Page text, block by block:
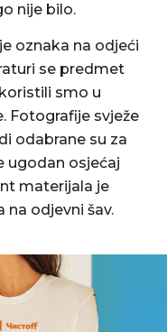
nije bilo.
oznaka na odjeći
se predmet
smo u
Fotografije svježe
odabrane su za
ugodan osjećaj
materijala je
na odjevni šav.